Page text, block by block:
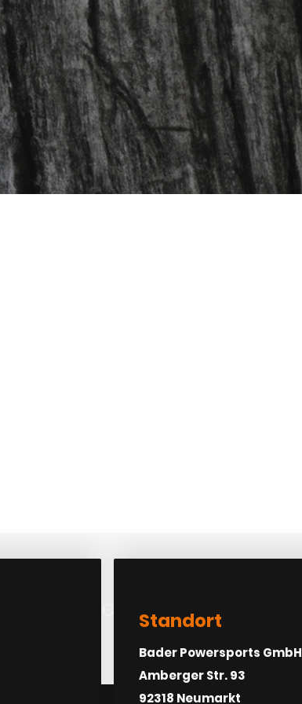
vel pharetra vel turpis
Standort
Bader Powersports GmbH
Amberger Str. 93
92318 Neumarkt